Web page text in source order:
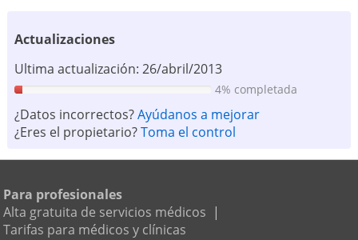
Actualizaciones
Ultima actualización: 26/abril/2013
4% completada
¿Datos incorrectos?Ayúdanos a mejorar
¿Eres el propietario?Toma el control
Para profesionales
Alta gratuita de servicios médicos |
Tarifas para médicos y clínicas